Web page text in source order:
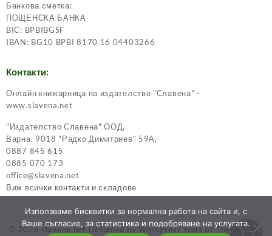
Банкова сметка:
ПОЩЕНСКА БАНКА
BIC: BPBIBGSF
IBAN: BG10 BPBI 8170 16 04403266
Контакти:
Онлайн книжарница на издателство "Славена" -
www.slavena.net
"Издателство Славена" ООД,
Варна, 9018 "Радко Димитриев" 59А,
0887 845 615
0885 070 173
office@slavena.net
Виж всички контакти и складове
© 2026slavena.net Designed by WordPress тема от ThemeHunk
Използваме бисквитки за нормална работа на сайта и, с
Ваше съгласие, за статистика и подобряване на услугата.